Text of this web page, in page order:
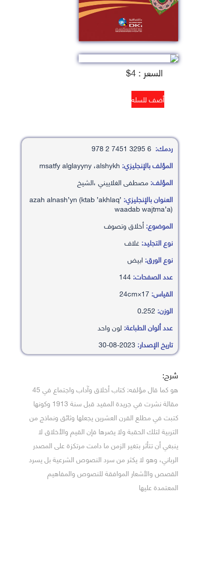
السعر : 4$
ردمك:
المؤلف بالإنجليزي:
المؤلف:مصطفى الغلاييني ،الشيخ
العنوان بالإنجليزي: ’azah alnash’yn (ktab ’akhlaq
waadab wajtma’a)
الموضوع:أخلاق وتصوف
نوع التجليد:غلاف
نوع الورق:ابيض
عدد الصفحات:
القياس:
الوزن:
عدد ألوان الطباعة: لون واحد
تاريخ الإصدار:
شرح:
هو كما قال مؤلفه: كتاب أخلاق وآداب واجتماع في 45
مقالة نشرت في جريدة المفيد قبل سنة 1913 وكونها
كتبت في مطلع القرن العشرين يجعلها وثائق ونماذج من
التربية لتلك الحقبة ولا يضرها فإن القيم والأخلاق لا
ينبغي أن تتأثر بتغير الزمن ما دامت مرتكزة على المصدر
الرباني، وهو لا يكثر من سرد النصوص الشرعية بل يسرد
القصص والأشعار الموافقة للنصوص والمفاهيم
المعتمدة عليها